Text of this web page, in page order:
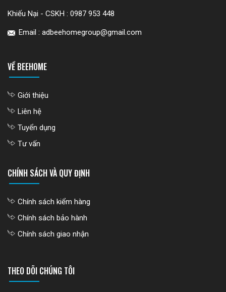
Khiếu Nại - CSKH : 0987 953 448
Email : adbeehomegroup@gmail.com
VỀ BEEHOME
Giới thiệu
Liên hệ
Tuyển dụng
Tư vấn
CHÍNH SÁCH VÀ QUY ĐỊNH
Chính sách kiểm hàng
Chính sách bảo hành
Chính sách giao nhận
THEO DÕI CHÚNG TÔI